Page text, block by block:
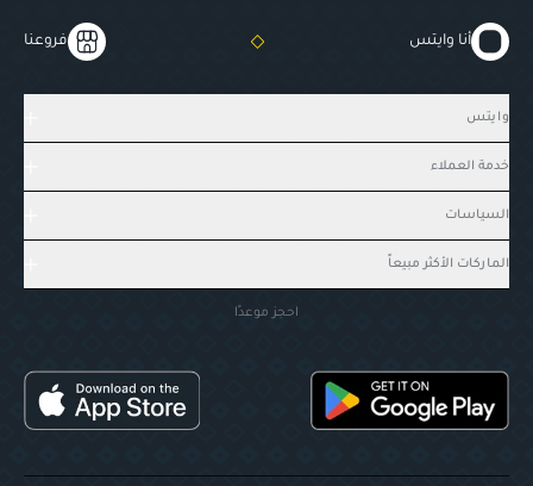
أنا وايتس فروعنا
وايتس
خدمة العملاء
السياسات
الماركات الأكثر مبيعاً
احجز موعدًا